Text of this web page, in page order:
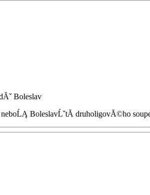
Boleslav
BoleslavĹˇtĂ­ druholigovĂ©ho